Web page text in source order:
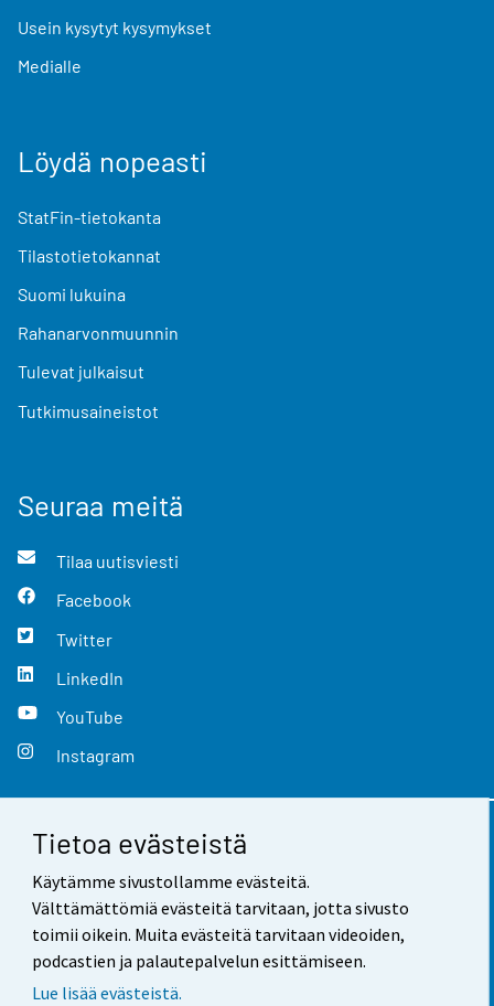
Tietoa evästeistä
Käytämme sivustollamme evästeitä.
Välttämättömiä evästeitä tarvitaan, jotta sivusto
toimii oikein. Muita evästeitä tarvitaan videoiden,
podcastien ja palautepalvelun esittämiseen.
Lue lisää evästeistä.
Usein kysytyt kysymykset
Medialle
Löydä nopeasti
StatFin-tietokanta
Tilastotietokannat
Suomi lukuina
Rahanarvonmuunnin
Tulevat julkaisut
Tutkimusaineistot
Seuraa meitä
Tilaa uutisviesti
Facebook
Twitter
LinkedIn
YouTube
Instagram
Yhteystiedot
Palaute
Käyttöehdot